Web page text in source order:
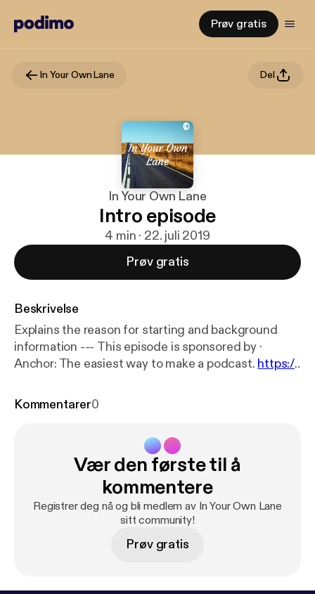
Prøv gratis
In Your Own Lane Del
In Your Own Lane
Intro episode
4 min · 22. juli 2019
Prøv gratis
Beskrivelse
Explains the reason for starting and background
information --- This episode is sponsored by ·
Anchor: The easiest way to make a podcast. https://
Kommentarer0
Vær den første til å
kommentere
Registrer deg nå og bli medlem av In Your Own Lane
sitt community!
Prøv gratis